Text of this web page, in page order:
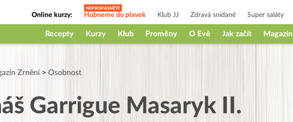
Online kurzy: Hubneme do plavek Klub JJ Zdravá snídaně Super saláty
Jak na babičky
Recepty Kurzy Klub Proměny O Evě Jak začít Magazín
Zrnění > Osobnost
Garrigue Masaryk II.